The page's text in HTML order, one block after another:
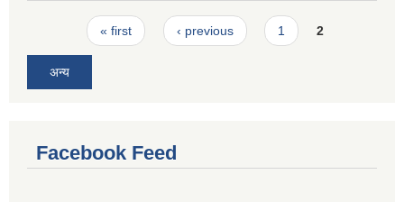
Pages« first ‹ previous 1 2
अन्य
Facebook Feed